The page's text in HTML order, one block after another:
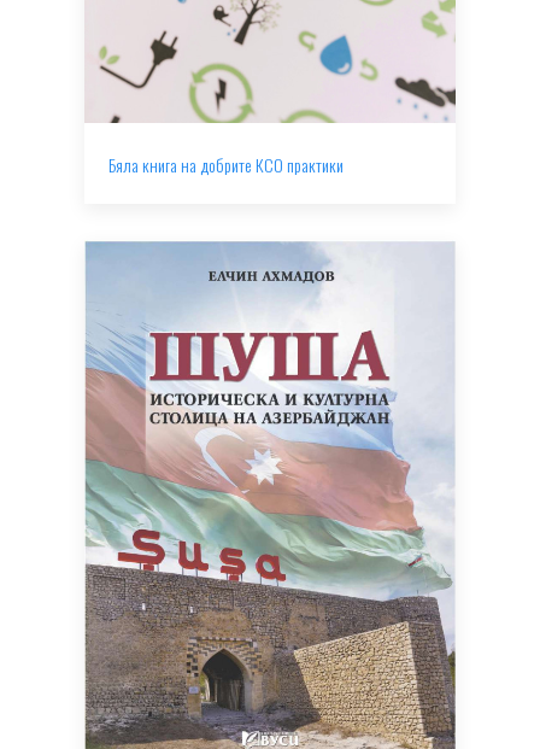
Бяла книга на добрите КСО практики